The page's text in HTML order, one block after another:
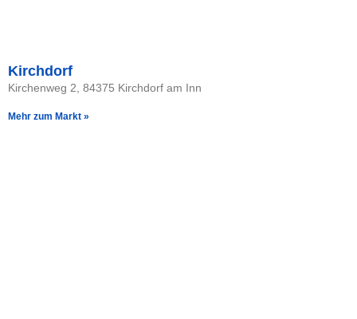
Kirchdorf
Kirchenweg 2, 84375 Kirchdorf am Inn
Mehr zum Markt »